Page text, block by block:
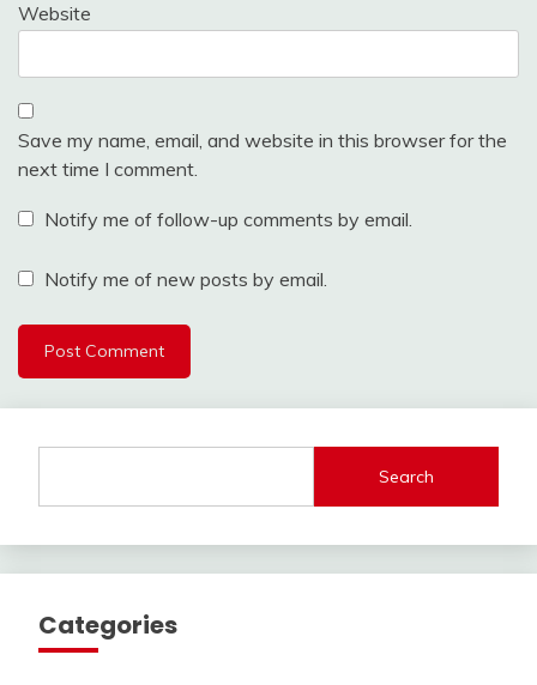
Website
Save my name, email, and website in this browser for the
next time I comment.
Notify me of follow-up comments by email.
Notify me of new posts by email.
Search
Categories